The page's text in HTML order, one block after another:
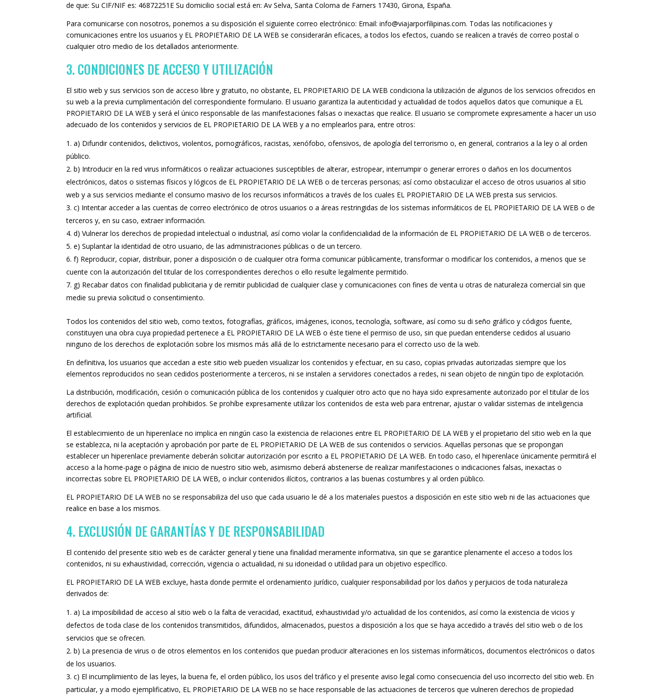
de que: Su CIF/NIF es: 46872251E Su domicilio social está en: Av Selva, Santa Coloma de Farners 17430, Girona, España.
Para comunicarse con nosotros, ponemos a su disposición el siguiente correo electrónico: Email: info@viajarporfilipinas.com. Todas las notificaciones y
comunicaciones entre los usuarios y EL PROPIETARIO DE LA WEB se considerarán eficaces, a todos los efectos, cuando se realicen a través de correo postal o
cualquier otro medio de los detallados anteriormente.
3. CONDICIONES DE ACCESO Y UTILIZACIÓN
El sitio web y sus servicios son de acceso libre y gratuito, no obstante, EL PROPIETARIO DE LA WEB condiciona la utilización de algunos de los servicios ofrecidos en
su web a la previa cumplimentación del correspondiente formulario. El usuario garantiza la autenticidad y actualidad de todos aquellos datos que comunique a EL
PROPIETARIO DE LA WEB y será el único responsable de las manifestaciones falsas o inexactas que realice. El usuario se compromete expresamente a hacer un uso
adecuado de los contenidos y servicios de EL PROPIETARIO DE LA WEB y a no emplearlos para, entre otros:
a) Difundir contenidos, delictivos, violentos, pornográficos, racistas, xenófobo, ofensivos, de apología del terrorismo o, en general, contrarios a la ley o al orden
público.
b) Introducir en la red virus informáticos o realizar actuaciones susceptibles de alterar, estropear, interrumpir o generar errores o daños en los documentos
electrónicos, datos o sistemas físicos y lógicos de EL PROPIETARIO DE LA WEB o de terceras personas; así como obstaculizar el acceso de otros usuarios al sitio
web y a sus servicios mediante el consumo masivo de los recursos informáticos a través de los cuales EL PROPIETARIO DE LA WEB presta sus servicios.
c) Intentar acceder a las cuentas de correo electrónico de otros usuarios o a áreas restringidas de los sistemas informáticos de EL PROPIETARIO DE LA WEB o de
terceros y, en su caso, extraer información.
d) Vulnerar los derechos de propiedad intelectual o industrial, así como violar la confidencialidad de la información de EL PROPIETARIO DE LA WEB o de terceros.
e) Suplantar la identidad de otro usuario, de las administraciones públicas o de un tercero.
f) Reproducir, copiar, distribuir, poner a disposición o de cualquier otra forma comunicar públicamente, transformar o modificar los contenidos, a menos que se
cuente con la autorización del titular de los correspondientes derechos o ello resulte legalmente permitido.
g) Recabar datos con finalidad publicitaria y de remitir publicidad de cualquier clase y comunicaciones con fines de venta u otras de naturaleza comercial sin que
medie su previa solicitud o consentimiento.
Todos los contenidos del sitio web, como textos, fotografías, gráficos, imágenes, iconos, tecnología, software, así como su di seño gráfico y códigos fuente,
constituyen una obra cuya propiedad pertenece a EL PROPIETARIO DE LA WEB o éste tiene el permiso de uso, sin que puedan entenderse cedidos al usuario
ninguno de los derechos de explotación sobre los mismos más allá de lo estrictamente necesario para el correcto uso de la web.
En definitiva, los usuarios que accedan a este sitio web pueden visualizar los contenidos y efectuar, en su caso, copias privadas autorizadas siempre que los
elementos reproducidos no sean cedidos posteriormente a terceros, ni se instalen a servidores conectados a redes, ni sean objeto de ningún tipo de explotación.
La distribución, modificación, cesión o comunicación pública de los contenidos y cualquier otro acto que no haya sido expresamente autorizado por el titular de los
derechos de explotación quedan prohibidos. Se prohíbe expresamente utilizar los contenidos de esta web para entrenar, ajustar o validar sistemas de inteligencia
artificial.
El establecimiento de un hiperenlace no implica en ningún caso la existencia de relaciones entre EL PROPIETARIO DE LA WEB y el propietario del sitio web en la que
se establezca, ni la aceptación y aprobación por parte de EL PROPIETARIO DE LA WEB de sus contenidos o servicios. Aquellas personas que se propongan
establecer un hiperenlace previamente deberán solicitar autorización por escrito a EL PROPIETARIO DE LA WEB. En todo caso, el hiperenlace únicamente permitirá el
acceso a la home-page o página de inicio de nuestro sitio web, asimismo deberá abstenerse de realizar manifestaciones o indicaciones falsas, inexactas o
incorrectas sobre EL PROPIETARIO DE LA WEB, o incluir contenidos ilícitos, contrarios a las buenas costumbres y al orden público.
EL PROPIETARIO DE LA WEB no se responsabiliza del uso que cada usuario le dé a los materiales puestos a disposición en este sitio web ni de las actuaciones que
realice en base a los mismos.
4. EXCLUSIÓN DE GARANTÍAS Y DE RESPONSABILIDAD
El contenido del presente sitio web es de carácter general y tiene una finalidad meramente informativa, sin que se garantice plenamente el acceso a todos los
contenidos, ni su exhaustividad, corrección, vigencia o actualidad, ni su idoneidad o utilidad para un objetivo específico.
EL PROPIETARIO DE LA WEB excluye, hasta donde permite el ordenamiento jurídico, cualquier responsabilidad por los daños y perjuicios de toda naturaleza
derivados de:
a) La imposibilidad de acceso al sitio web o la falta de veracidad, exactitud, exhaustividad y/o actualidad de los contenidos, así como la existencia de vicios y
defectos de toda clase de los contenidos transmitidos, difundidos, almacenados, puestos a disposición a los que se haya accedido a través del sitio web o de los
servicios que se ofrecen.
b) La presencia de virus o de otros elementos en los contenidos que puedan producir alteraciones en los sistemas informáticos, documentos electrónicos o datos
de los usuarios.
c) El incumplimiento de las leyes, la buena fe, el orden público, los usos del tráfico y el presente aviso legal como consecuencia del uso incorrecto del sitio web. En
particular, y a modo ejemplificativo, EL PROPIETARIO DE LA WEB no se hace responsable de las actuaciones de terceros que vulneren derechos de propiedad